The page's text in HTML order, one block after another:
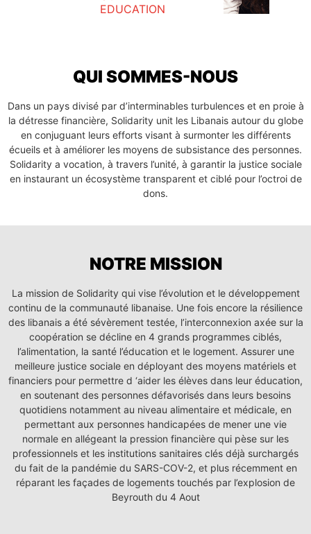
EDUCATION
QUI SOMMES-NOUS
Dans un pays divisé par d’interminables turbulences et en proie à
la détresse financière, Solidarity unit les Libanais autour du globe
en conjuguant leurs efforts visant à surmonter les différents
écueils et à améliorer les moyens de subsistance des personnes.
Solidarity a vocation, à travers l’unité, à garantir la justice sociale
en instaurant un écosystème transparent et ciblé pour l’octroi de
dons.
NOTRE MISSION
La mission de Solidarity qui vise l’évolution et le développement
continu de la communauté libanaise. Une fois encore la résilience
des libanais a été sévèrement testée, l’interconnexion axée sur la
coopération se décline en 4 grands programmes ciblés,
l’alimentation, la santé l’éducation et le logement. Assurer une
meilleure justice sociale en déployant des moyens matériels et
financiers pour permettre d ‘aider les élèves dans leur éducation,
en soutenant des personnes défavorisés dans leurs besoins
quotidiens notamment au niveau alimentaire et médicale, en
permettant aux personnes handicapées de mener une vie
normale en allégeant la pression financière qui pèse sur les
professionnels et les institutions sanitaires clés déjà surchargés
du fait de la pandémie du SARS-COV-2, et plus récemment en
réparant les façades de logements touchés par l’explosion de
Beyrouth du 4 Aout